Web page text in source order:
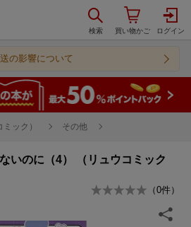
の影響について
ック） その他
いのに（4） （リュウコミック
（0件）